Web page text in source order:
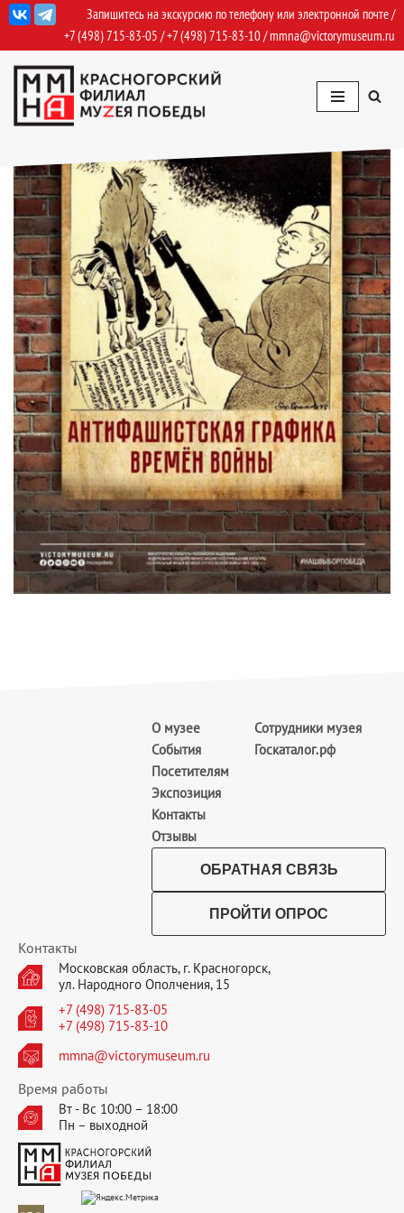
Перейти
к
содержимому
Запишитесь на экскурсию по телефону или электронной почте /
+7 (498) 715-83-05 /+7 (498) 715-83-10/mmna@victorymuseum.ru
О музее
События
Посетителям
Экспозиция
Контакты
Отзывы
Сотрудники музея
Госкаталог.рф
ОБРАТНАЯ СВЯЗЬ
ПРОЙТИ ОПРОС
Контакты
Московская область, г. Красногорск,
ул. Народного Ополчения, 15
+7 (498) 715-83-05
+7 (498) 715-83-10
mmna@victorymuseum.ru
Время работы
Вт - Вс 10:00 – 18:00
Пн – выходной